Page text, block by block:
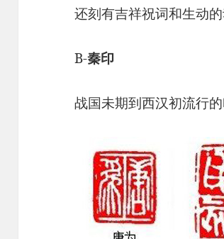
还刻有吉祥祝词和生动的
B-秦印
战国未期到西汉初流行